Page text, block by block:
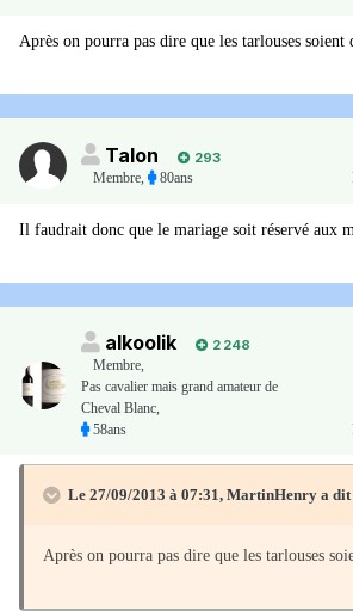
Après on pourra pas dire que les tarlouses soient
Talon
293
Membre, 80ans
Il faudrait donc que le mariage soit réservé aux
alkoolik
2 248
Membre,
Pas cavalier mais grand amateur de
Cheval Blanc,
58ans
Le 27/09/2013 à 07:31, MartinHenry a dit
Après on pourra pas dire que les tarlouses